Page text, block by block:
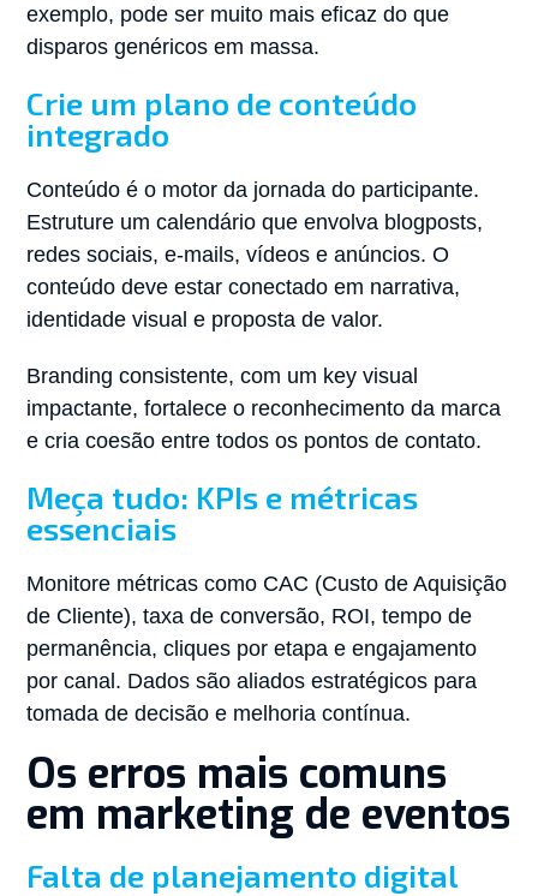
exemplo, pode ser muito mais eficaz do que
disparos genéricos em massa.
Crie um plano de conteúdo
integrado
Conteúdo é o motor da jornada do participante.
Estruture um calendário que envolva blogposts,
redes sociais, e-mails, vídeos e anúncios. O
conteúdo deve estar conectado em narrativa,
identidade visual e proposta de valor.
Branding consistente, com um key visual
impactante, fortalece o reconhecimento da marca
e cria coesão entre todos os pontos de contato.
Meça tudo: KPIs e métricas
essenciais
Monitore métricas como CAC (Custo de Aquisição
de Cliente), taxa de conversão, ROI, tempo de
permanência, cliques por etapa e engajamento
por canal. Dados são aliados estratégicos para
tomada de decisão e melhoria contínua.
Os erros mais comuns
em marketing de eventos
Falta de planejamento digital